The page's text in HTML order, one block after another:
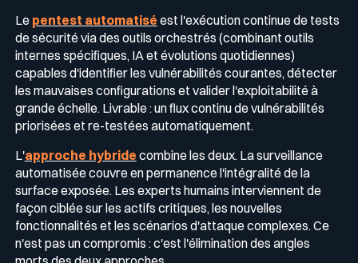
Le pentest automatisé est l'exécution continue de tests
de sécurité via des outils orchestrés (combinant outils
internes spécifiques, IA et évolutions quotidiennes)
capables d'identifier les vulnérabilités courantes, détecter
les mauvaises configurations et valider l'exploitabilité à
grande échelle. Livrable : un flux continu de vulnérabilités
priorisées et re-testées automatiquement.
L'approche hybride combine les deux. La surveillance
automatisée couvre en permanence l'intégralité de la
surface exposée. Les experts humains interviennent de
façon ciblée sur les actifs critiques, les nouvelles
fonctionnalités et les scénarios d'attaque complexes. Ce
n'est pas un compromis : c'est l'élimination des angles